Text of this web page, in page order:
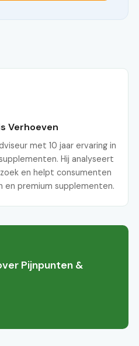
Verhoeven
met 10 jaar ervaring in
Hij analyseert
en helpt consumenten
en premium supplementen.
Pijnpunten &